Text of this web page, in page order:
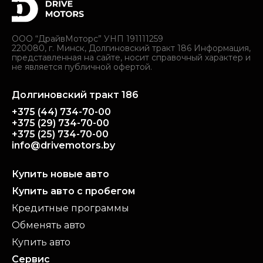
ООО “ДрайвМоторс” УНП 191111259
220080, г. Минск, Долгиновский тракт 186 Информация,
представленная на сайте, носит справочный характер и
не является публичной офертой.
Долгиновский тракт 186
+375 (44) 734-70-00
+375 (29) 734-70-00
+375 (25) 734-70-00
info@drivemotors.by
Купить новые авто
Купить авто с пробегом
Кредитные программы
Обменять авто
Купить авто
Сервис